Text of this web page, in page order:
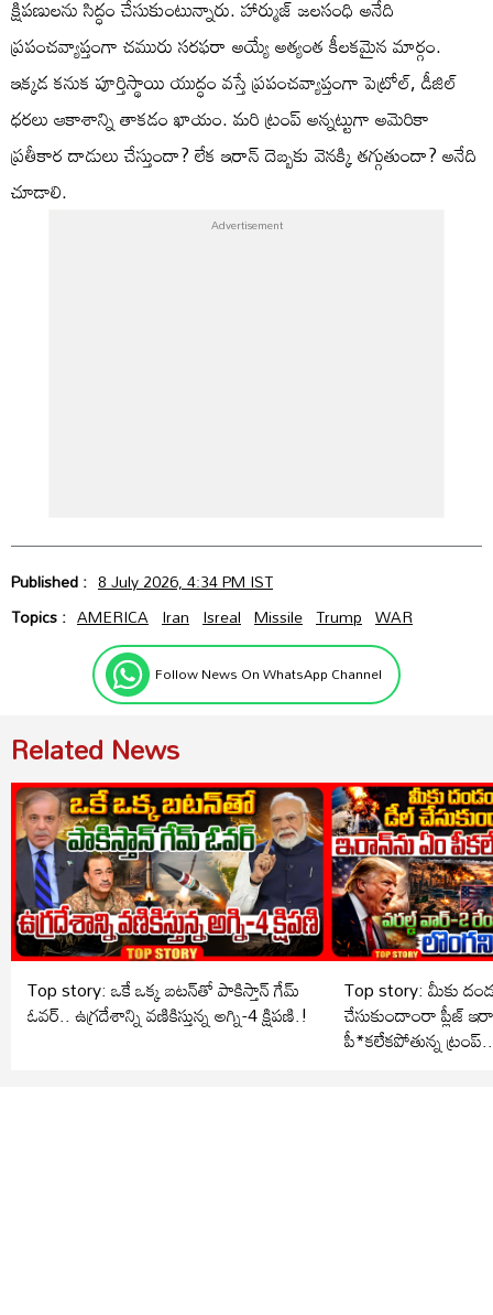
క్షిపణులను సిద్ధం చేసుకుంటున్నారు. హార్ముజ్ జలసంధి అనేది
ప్రపంచవ్యాప్తంగా చమురు సరఫరా అయ్యే అత్యంత కీలకమైన మార్గం.
ఇక్కడ కనుక పూర్తిస్థాయి యుద్ధం వస్తే ప్రపంచవ్యాప్తంగా పెట్రోల్, డీజిల్
ధరలు ఆకాశాన్ని తాకడం ఖాయం. మరి ట్రంప్ అన్నట్టుగా అమెరికా
ప్రతీకార దాడులు చేస్తుందా? లేక ఇరాన్ దెబ్బకు వెనక్కి తగ్గుతుందా? అనేది
చూడాలి.
Published : 8 July 2026, 4:34 PM IST
Topics : AMERICA Iran Isreal Missile Trump WAR
Follow News On WhatsApp Channel
Related News
Top story: ఒకే ఒక్క బటన్‌తో పాకిస్తాన్ గేమ్
ఓవర్.. ఉగ్రదేశాన్ని వణికిస్తున్న అగ్ని-4 క్షిపణి.!
Top story: మీకు
చేసుకుందాంరా ప్లీజ్
పీ*కలేకపోతున్న